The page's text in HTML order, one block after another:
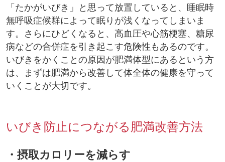
「たかがいびき」と思って放置していると、睡眠時
無呼吸症候群によって眠りが浅くなってしまいま
す。さらにひどくなると、高血圧や心筋梗塞、糖尿
病などの合併症を引き起こす危険性もあるのです。
いびきをかくことの原因が肥満体型にあるという方
は、まずは肥満から改善して体全体の健康を守って
いくことが大切です。
いびき防止につながる肥満改善方法
・摂取カロリーを減らす